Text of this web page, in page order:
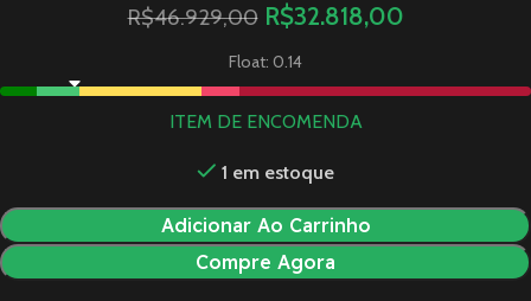
R$46.929,00 R$32.818,00
Float: 0.14
ITEM DE ENCOMENDA
1 em estoque
Adicionar Ao Carrinho
Compre Agora